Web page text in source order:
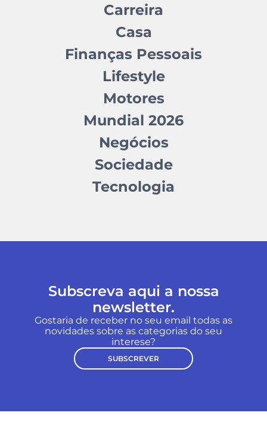
Carreira
Casa
Finanças Pessoais
Lifestyle
Motores
Mundial 2026
Negócios
Sociedade
Tecnologia
Subscreva aqui a nossa
newsletter.
Gostaria de receber no seu email todas as
novidades sobre as categorias do seu
interese?
SUBSCREVER